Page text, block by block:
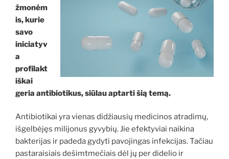
žmonėm
is, kurie
savo
iniciatyv
a
profilakt
iškai
geria antibiotikus, siūlau aptarti šią temą.
Antibiotikai yra vienas didžiausių medicinos atradimų,
išgelbėjęs milijonus gyvybių. Jie efektyviai naikina
bakterijas ir padeda gydyti pavojingas infekcijas. Tačiau
pastaraisiais dešimtmečiais dėl jų per didelio ir